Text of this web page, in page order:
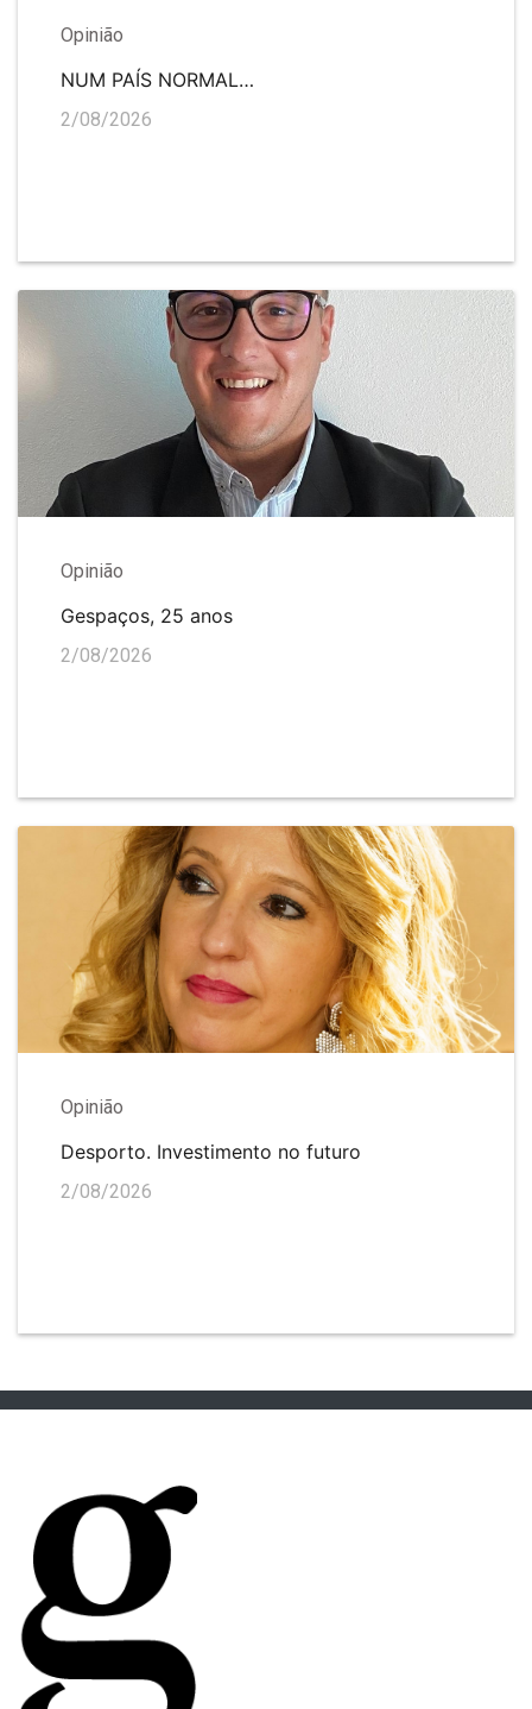
Opinião
NUM PAÍS NORMAL…
2/08/2026
Opinião
Gespaços, 25 anos
2/08/2026
Opinião
Desporto. Investimento no futuro
2/08/2026